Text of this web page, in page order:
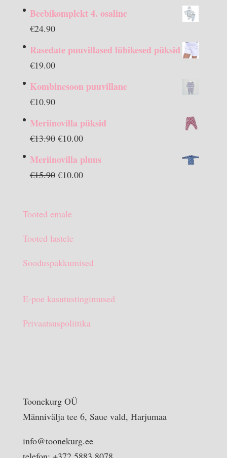
Beebikomplekt 4. osaline
€24.90
Rasedate puuvillased lühikesed püksid
€19.00
Kombinesoon puuvillane
€10.90
Meriinovilla püksid
€13.90 Algne
€10.00Praegune
on:
Meriinovilla pluus
€15.90 Algne
€15.90.
€10.00Praegune
Tooted emale
Tooted lastele
Sooduspakkumised
E-poe kasutustingimused
Privaatsuspoliitika
Toonekurg OÜ
Männivälja tee 6, Saue vald, Harjumaa
info@toonekurg.ee